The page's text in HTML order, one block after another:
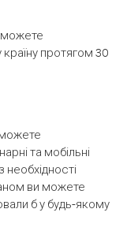
можете
протягом 30
та мобільні
ви можете
б у будь-якому